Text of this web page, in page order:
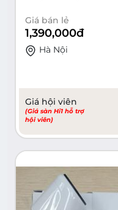
Giá bán lẻ
1,390,000đ
Hà Nội
Giá hội viên
(Giá sàn Hi1 hỗ trợ
hội viên)